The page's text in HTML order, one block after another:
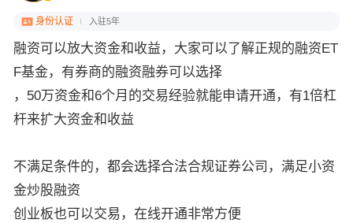
身份认证 入驻5年
融资可以放大资金和收益，大家可以了解正规的融资ET
F基金，有券商的融资融券可以选择
，50万资金和6个月的交易经验就能申请开通，有1倍杠
杆来扩大资金和收益
不满足条件的，都会选择合法合规证券公司，满足小资
金炒股融资
创业板也可以交易，在线开通非常方便